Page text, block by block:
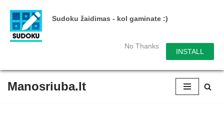
Sudoku žaidimas - kol gaminate :)
No Thanks
INSTALL
Manosriuba.lt